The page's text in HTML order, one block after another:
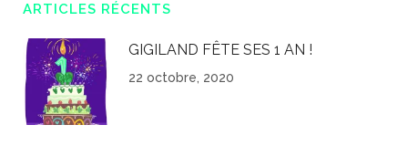
ARTICLES RÉCENTS
GIGILAND FÊTE SES 1 AN !
22 octobre, 2020